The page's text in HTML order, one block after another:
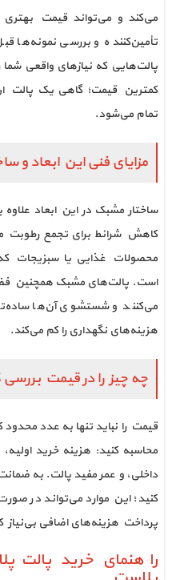
می‌کند و می‌تواند قیمت
تأمین‌کننده و بررسی نمونه‌ها
پالت‌هایی که نیازهای واقعی
کمترین قیمت؛ گاهی یک پالت
تمام می‌شود.
مزایای فنی این ابعاد و
ساختار مشبک در این ابعاد
کاهش شرائط برای تجمع
محصولات غذایی یا سبزیجات که
است. پالت‌های مشبک همچنین
می‌کنند و شستشوی آن‌ها
هزینه‌های نگهداری را کم می‌کند.
چه چیز را در قیمت بررسی
قیمت را نباید تنها به عدد
محاسبه کنید: هزینه خرید
داخلی، و عمر مفید پالت. به
کنید؛ این موارد می‌تواند در
پرداخت هزینه‌های اضافی بی‌نیاز
راهنمای خرید پالت